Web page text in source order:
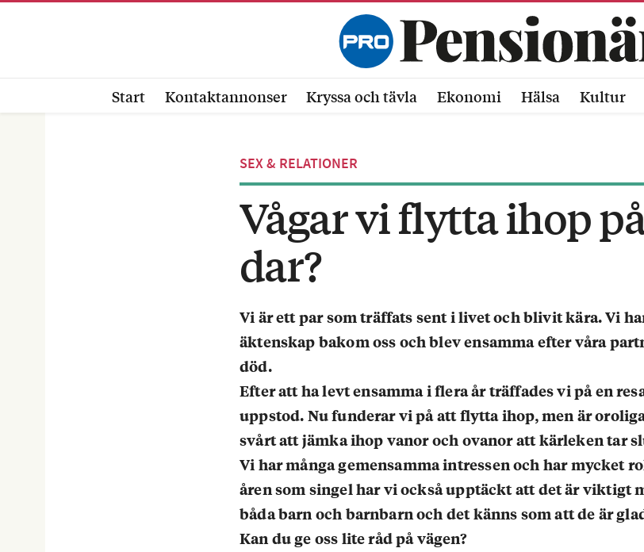
Start Kontaktannonser Kryssa och tävla Ekonomi Hälsa Kultur
SEX & RELATIONER
Vågar vi flytta ihop
dar?
Vi är ett par som träffats sent i livet och blivit kära. Vi
äktenskap bakom oss och blev ensamma efter våra
död.
Efter att ha levt ensamma i flera år träffades vi på en
uppstod. Nu funderar vi på att flytta ihop, men är
svårt att jämka ihop vanor och ovanor att kärleken tar
Vi har många gemensamma intressen och har mycket
åren som singel har vi också upptäckt att det är viktigt
båda barn och barnbarn och det känns som att de är
Kan du ge oss lite råd på vägen?